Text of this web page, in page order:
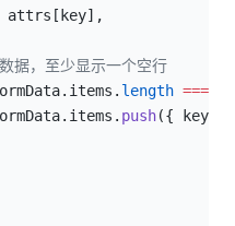
attrs[key],
，至少显示一个空行
length ===
push({ key: